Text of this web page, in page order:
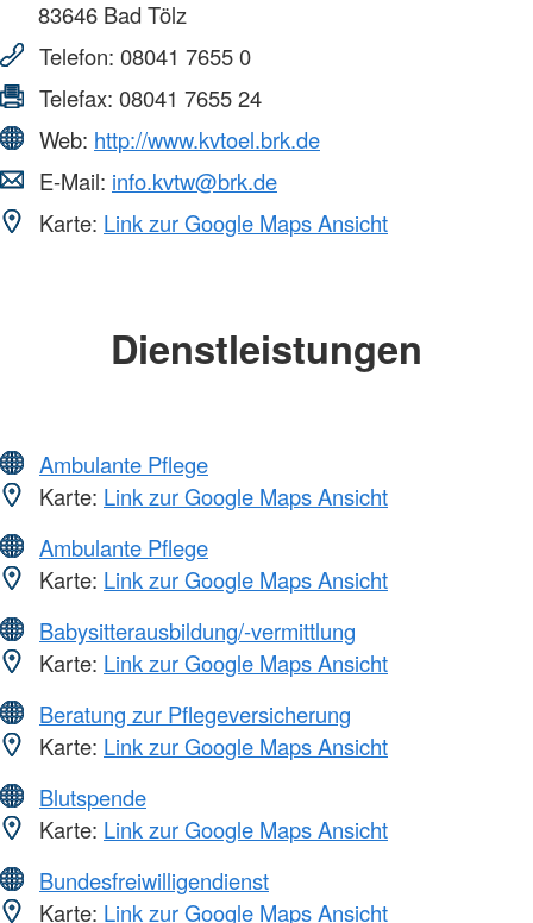
83646 Bad Tölz
Telefon: 08041 7655 0
Telefax: 08041 7655 24
Web: http://www.kvtoel.brk.de
E-Mail: info.kvtw@brk.de
Karte: Link zur Google Maps Ansicht
Dienstleistungen
Ambulante Pflege
Karte: Link zur Google Maps Ansicht
Ambulante Pflege
Karte: Link zur Google Maps Ansicht
Babysitterausbildung/-vermittlung
Karte: Link zur Google Maps Ansicht
Beratung zur Pflegeversicherung
Karte: Link zur Google Maps Ansicht
Blutspende
Karte: Link zur Google Maps Ansicht
Bundesfreiwilligendienst
Karte: Link zur Google Maps Ansicht